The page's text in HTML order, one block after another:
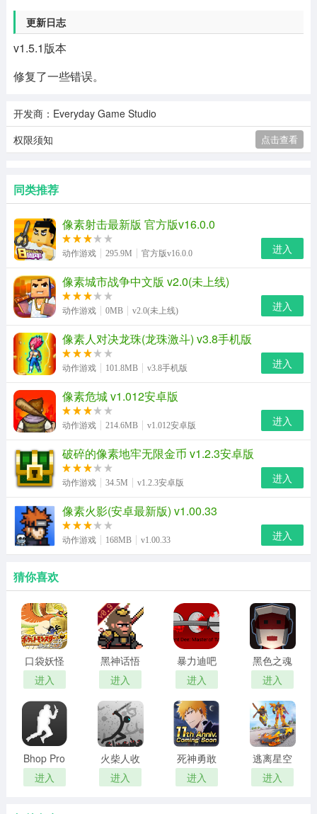
更新日志
v1.5.1版本
修复了一些错误。
开发商：Everyday Game Studio
权限须知
点击查看
同类推荐
像素射击最新版 官方版v16.0.0
动作游戏 295.9M 官方版v16.0.0 进入
像素城市战争中文版 v2.0(未上线)
动作游戏 0MB v2.0(未上线) 进入
像素人对决龙珠(龙珠激斗) v3.8手机版
动作游戏 101.8MB v3.8手机版 进入
像素危城 v1.012安卓版
动作游戏 214.6MB v1.012安卓版 进入
破碎的像素地牢无限金币 v1.2.3安卓版
动作游戏 34.5M v1.2.3安卓版 进入
像素火影(安卓最新版) v1.00.33
动作游戏 168MB v1.00.33 进入
猜你喜欢
口袋妖怪
心金
进入
黑神话悟
空
进入
暴力迪吧
血染乱域
进入
黑色之魂
进入
Bhop Pro
进入
火柴人收
割者
进入
死神勇敢
的灵魂
进入
逃离星空
进入